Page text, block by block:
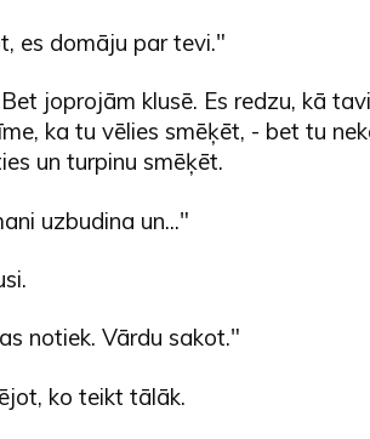
es domāju par tevi."
joprojām klusē. Es redzu, kā
ka tu vēlies smēķēt, - bet tu
un turpinu smēķēt.
uzbudina un..."
notiek. Vārdu sakot."
ko teikt tālāk.